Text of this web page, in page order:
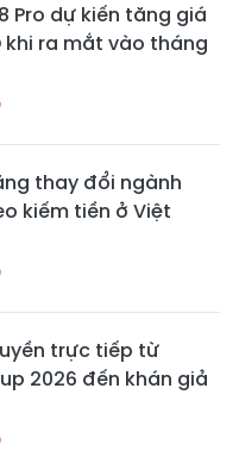
Pro dự kiến tăng giá
khi ra mắt vào tháng
thay đổi ngành
kiếm tiền ở Việt
trực tiếp từ
2026 đến khán giả